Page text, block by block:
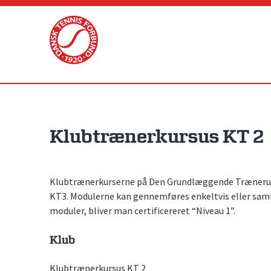
Skip
Klubtrænerkursus KT 2
Klubtrænerkurserne på Den Grundlæggende
KT3. Modulerne kan gennemføres enkeltvis eller
moduler, bliver man certificereret “Niveau 1”.
Klub
Klubtrænerkursus KT 2